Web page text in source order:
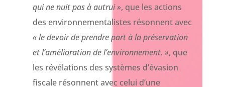
qui ne nuit pas à autrui », que les actions
des environnementalistes résonnent avec
« le devoir de prendre part à la préservation
et l’amélioration de l’environnement. », que
les révélations des systèmes d’évasion
fiscale résonnent avec celui d’une